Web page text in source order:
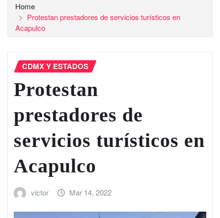
Home
Protestan prestadores de servicios turísticos en
Acapulco
CDMX Y ESTADOS
Protestan
prestadores de
servicios turísticos en
Acapulco
victor Mar 14, 2022